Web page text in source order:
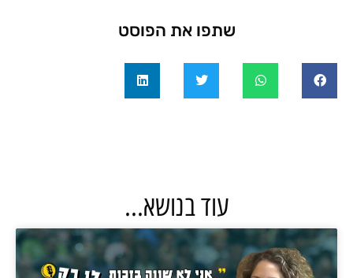
שתפו את הפוסט
עוד בנושא...